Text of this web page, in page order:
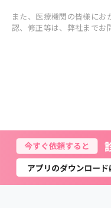
また、医療機関の皆様に
認、修正等は、弊社までお